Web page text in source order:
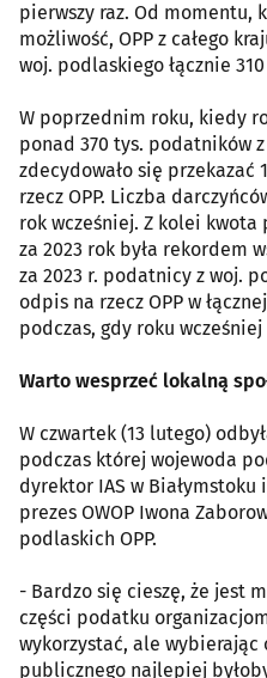
pierwszy raz. Od momentu,
możliwość, OPP z całego
woj. podlaskiego łącznie 310
W poprzednim roku, kiedy
ponad 370 tys. podatników
zdecydowało się przekazać
rzecz OPP. Liczba
rok wcześniej. Z kolei kwota
za 2023 rok była rekordem
za 2023 r. podatnicy z woj.
odpis na rzecz OPP w
podczas, gdy roku wcześniej
Warto wesprzeć lokalną
W czwartek (13 lutego)
podczas której wojewoda
dyrektor IAS w
prezes OWOP Iwona
podlaskich OPP.
- Bardzo się cieszę, że jest
części podatku
wykorzystać, ale wybierając
publicznego najlepiej